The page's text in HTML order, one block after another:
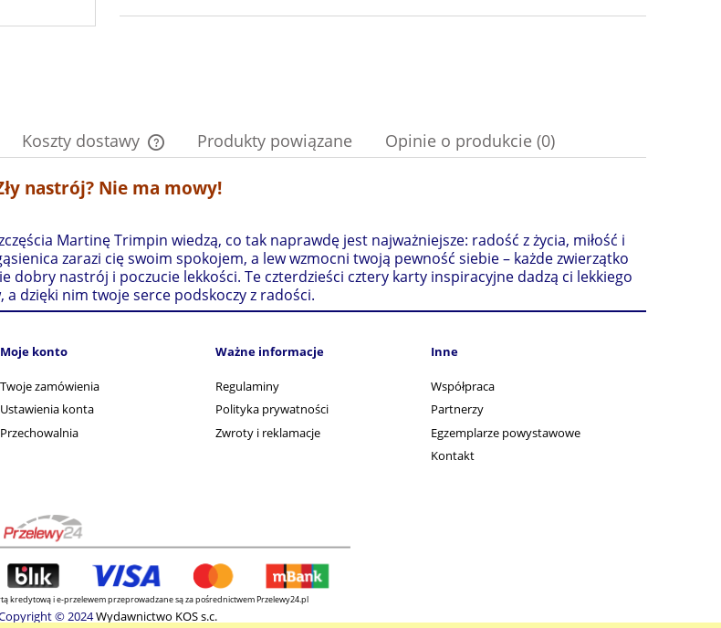
Koszty dostawy
Cena nie zawiera ewentualnych kosztów
Produkty powiązane Opinie o produkcie (0)
nastrój? Nie ma mowy!
Martinę Trimpin wiedzą, co tak naprawdę jest najważniejsze: radość z życia, miłość i
zarazi cię swoim spokojem, a lew wzmocni twoją pewność siebie – każde zwierzątko
dobry nastrój i poczucie lekkości. Te czterdzieści cztery karty inspiracyjne dadzą ci lekkiego
a dzięki nim twoje serce podskoczy z radości.
Moje konto
Twoje zamówienia
Ustawienia konta
Przechowalnia
Ważne informacje
Regulaminy
Polityka prywatności
Zwroty i reklamacje
Inne
Współpraca
Partnerzy
Egzemplarze powystawowe
Kontakt
kredytową i e-przelewem przeprowadzane są za pośrednictwem Przelewy24.pl
© 2024Wydawnictwo KOS s.c.